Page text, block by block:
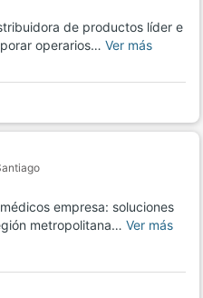
de productos líder e
operarios… Ver más
empresa: soluciones
metropolitana… Ver más